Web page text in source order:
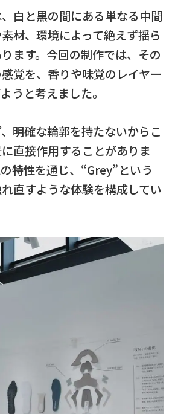
白と黒の間にある単なる中間
材、環境によって絶えず揺ら
ます。今回の制作では、その
覚を、香りや味覚のレイヤー
うと考えました。
明確な輪郭を持たないからこ
直接作用することがありま
特性を通じ、“Grey”という
直すような体験を構成してい